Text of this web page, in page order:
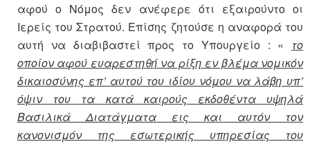
αφού ο Νόμος δεν ανέφερε ότι εξαιρούντο οι
Ιερείς του Στρατού. Επίσης ζητούσε η αναφορά του
αυτή να διαβιβαστεί προς το Υπουργείο : « το
οποίον αφού ευαρεστηθή να ρίξη εν βλέμα νομικόν
δικαιοσύνης επ’ αυτού του ιδίου νόμου να λάβη υπ’
όψιν του τα κατά καιρούς εκδοθέντα υψηλά
Βασιλικά Διατάγματα εις και αυτόν τον
κανονισμόν της εσωτερικής υπηρεσίας του